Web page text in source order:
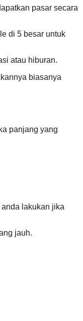
pasar secara
di 5 besar untuk
atau hiburan.
biasanya
panjang yang
lakukan jika
jauh.